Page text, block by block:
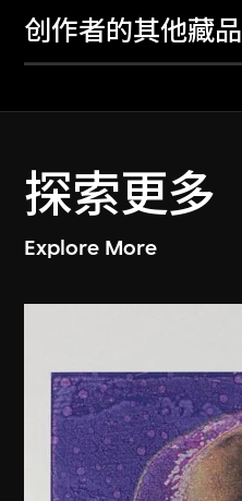
创作者的其他藏品
探索更多
Explore More